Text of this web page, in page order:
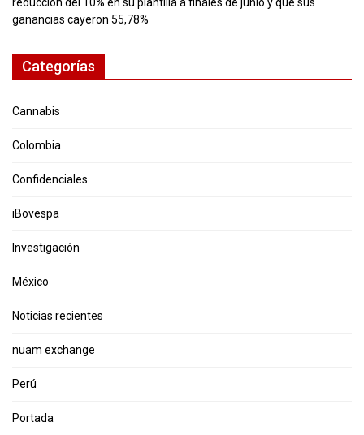
ganancias cayeron 55,78%
Categorías
Cannabis
Colombia
Confidenciales
iBovespa
Investigación
México
Noticias recientes
nuam exchange
Perú
Portada